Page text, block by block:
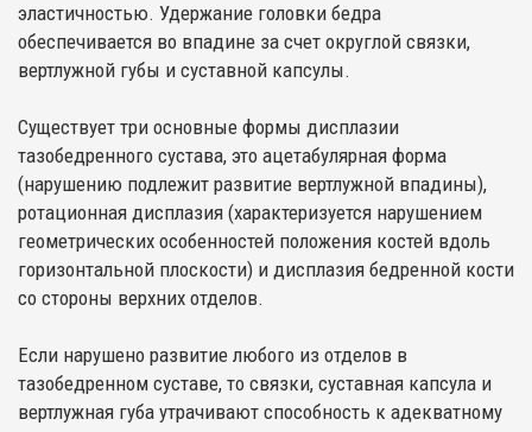
эластичностью. Удержание головки бедра
обеспечивается во впадине за счет округлой связки,
вертлужной губы и суставной капсулы.
Существует три основные формы дисплазии
тазобедренного сустава, это ацетабулярная форма
(нарушению подлежит развитие вертлужной впадины),
ротационная дисплазия (характеризуется нарушением
геометрических особенностей положения костей вдоль
горизонтальной плоскости) и дисплазия бедренной кости
со стороны верхних отделов.
Если нарушено развитие любого из отделов в
тазобедренном суставе, то связки, суставная капсула и
вертлужная губа утрачивают способность к адекватному